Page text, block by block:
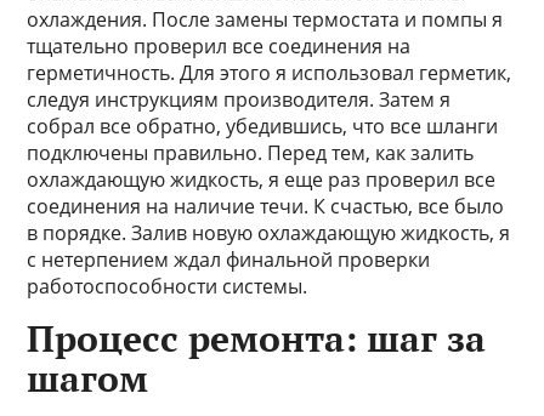
охлаждения. После замены термостата и помпы я
тщательно проверил все соединения на
герметичность. Для этого я использовал герметик,
следуя инструкциям производителя. Затем я
собрал все обратно, убедившись, что все шланги
подключены правильно. Перед тем, как залить
охлаждающую жидкость, я еще раз проверил все
соединения на наличие течи. К счастью, все было
в порядке. Залив новую охлаждающую жидкость, я
с нетерпением ждал финальной проверки
работоспособности системы.
Процесс ремонта: шаг за
шагом